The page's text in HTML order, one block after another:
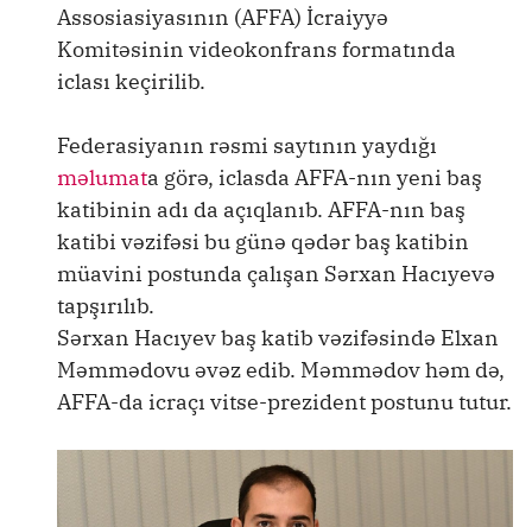
Assosiasiyasının (AFFA) İcraiyyə
Komitəsinin videokonfrans formatında
iclası keçirilib.
Federasiyanın rəsmi saytının yaydığı
məlumata görə, iclasda AFFA-nın yeni baş
katibinin adı da açıqlanıb. AFFA-nın baş
katibi vəzifəsi bu günə qədər baş katibin
müavini postunda çalışan Sərxan Hacıyevə
tapşırılıb.
Sərxan Hacıyev baş katib vəzifəsində Elxan
Məmmədovu əvəz edib. Məmmədov həm də,
AFFA-da icraçı vitse-prezident postunu tutur.